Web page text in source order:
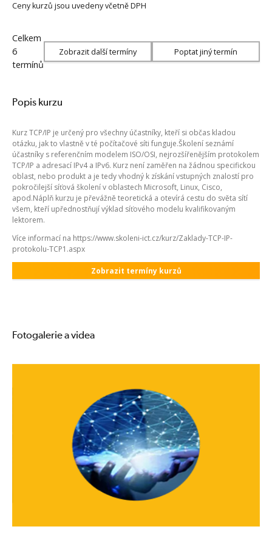
Ceny kurzů jsou uvedeny včetně DPH
Celkem
6
termínů
Zobrazit další termíny Poptat jiný termín
Popis kurzu
Kurz TCP/IP je určený pro všechny účastníky, kteří si občas kladou
otázku, jak to vlastně v té počítačové síti funguje.Školení seznámí
účastníky s referenčním modelem ISO/OSI, nejrozšířenějším protokolem
TCP/IP a adresací IPv4 a IPv6. Kurz není zaměřen na žádnou specifickou
oblast, nebo produkt a je tedy vhodný k získání vstupných znalostí pro
pokročilejší síťová školení v oblastech Microsoft, Linux, Cisco,
apod.Náplň kurzu je převážně teoretická a otevírá cestu do světa sítí
všem, kteří upřednostňují výklad síťového modelu kvalifikovaným
lektorem.
Více informací na https://www.skoleni-ict.cz/kurz/Zaklady-TCP-IP-
protokolu-TCP1.aspx
Zobrazit termíny kurzů
Fotogalerie a videa